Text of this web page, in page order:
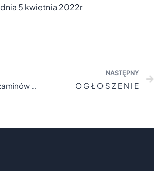
dnia 5 kwietnia 2022r
Wznowienie egzaminów praktycznych na kat. A, A1, A2, AM
NASTĘPNY
O G Ł O S Z E N I E